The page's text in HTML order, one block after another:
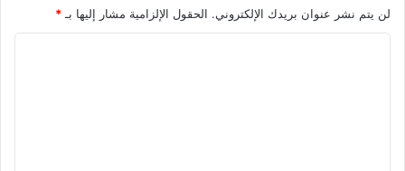
لن يتم نشر عنوان بريدك الإلكتروني. الحقول الإلزامية مشار إليها بـ*